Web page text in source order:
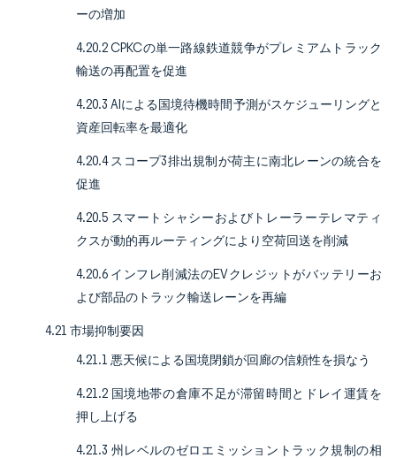
ーの増加
4.20.2 CPKCの単一路線鉄道競争がプレミアムトラック
輸送の再配置を促進
4.20.3 AIによる国境待機時間予測がスケジューリングと
資産回転率を最適化
4.20.4 スコープ3排出規制が荷主に南北レーンの統合を
促進
4.20.5 スマートシャシーおよびトレーラーテレマティ
クスが動的再ルーティングにより空荷回送を削減
4.20.6 インフレ削減法のEVクレジットがバッテリーお
よび部品のトラック輸送レーンを再編
4.21 市場抑制要因
4.21.1 悪天候による国境閉鎖が回廊の信頼性を損なう
4.21.2 国境地帯の倉庫不足が滞留時間とドレイ運賃を
押し上げる
4.21.3 州レベルのゼロエミッショントラック規制の相